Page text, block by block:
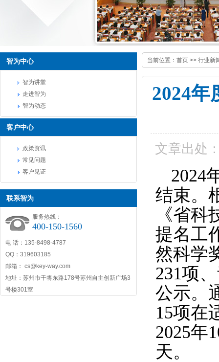
智为中心
智为讲堂
走进智为
智为动态
客户中心
政策资讯
常见问题
客户见证
联系智为
服务热线：
400-150-1560
电 话：135-8498-4787
QQ：319603185
邮箱： cs@key-way.com
地址：苏州市干将东路178号苏州自主创新广场3
号楼301室
当前位置： 首页 >> 行业新
2024年
文章出处
2024
结束。
《省
提名工
然科学
231项
公示。
15项在
2025年
天。